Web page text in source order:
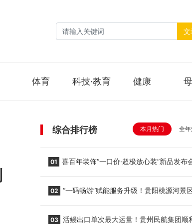
文
体育 科技·教育 健康
综合排行榜 本月热门 全
01 喜百年装饰“一口价·超极放心装”新品发布
02 “一码畅游”赋能服务升级！贵阳桃源河景
03 活鳗出口单次最大运量！贵州民航集团顺